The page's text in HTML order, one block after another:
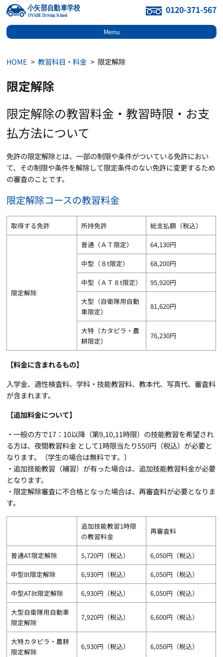
0120-371-567
Menu
HOME 教習科目・料金 限定解除
限定解除
限定解除の教習料金・教習時限・お支
払方法について
免許の限定解除とは、一部の制限や条件がついている免許におい
て、その制限や条件を解除して限定条件のない免許に変更するため
の審査のことです。
限定解除コースの教習料金
取得する免許 所持免許 総支払額（税込）
限定解除
普通（ＡＴ限定）
64,130円
中型（８t限定）
68,200円
中型（ＡＴ８t限定）
95,920円
大型（自衛隊用自動
車限定）
81,620円
大特（カタピラ・農
耕限定）
76,230円
【料金に含まれるもの】
入学金、適性検査料、学科・技能教習料、教本代、写真代、審査料
が含まれます。
【追加料金について】
・一般の方で17：10以降（第9,10,11時限）の技能教習を希望され
る方は、夜間教習料金 として1時限当たり550円（税込）が必要と
なります。（学生の場合は無料です。）
・追加技能教習（補習）が有った場合は、追加技能教習料金が必要
となります。
・限定解除審査に不合格となった場合は、再審査料が必要となりま
す。
追加技能教習1時限
の教習料金
再審査料
普通AT限定解除 5,720円（税込）
6,050円（税込）
中型8t限定解除
6,930円（税込）
6,050円（税込）
中型AT8t限定解除
6,930円（税込）
6,050円（税込）
大型自衛隊用自動車
限定解除
7,920円（税込） 6,600円（税込）
大特カタピラ・農耕
限定解除
6,930円（税込） 6,050円（税込）